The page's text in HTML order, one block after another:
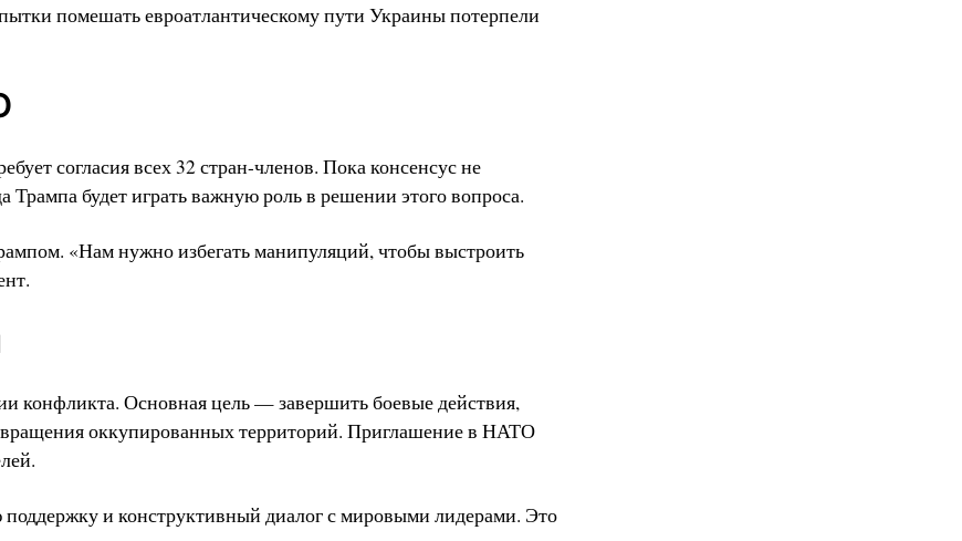
помешать евроатлантическому пути Украины потерпели
согласия всех 32 стран-членов. Пока консенсус не
будет играть важную роль в решении этого вопроса.
«Нам нужно избегать манипуляций, чтобы выстроить
конфликта. Основная цель — завершить боевые действия,
оккупированных территорий. Приглашение в НАТО
и конструктивный диалог с мировыми лидерами. Это